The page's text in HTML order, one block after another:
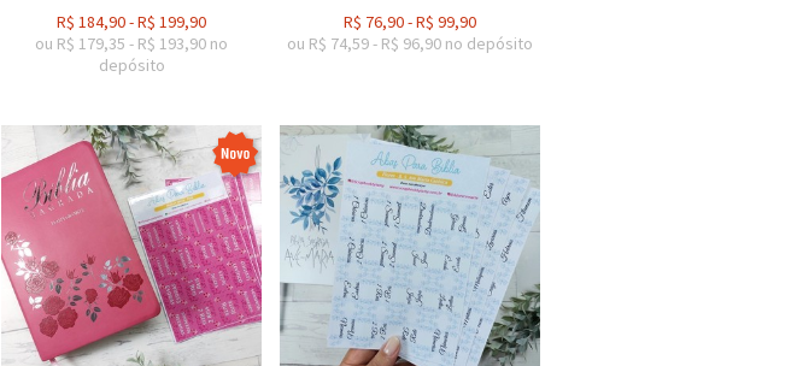
R$ 184,90-R$ 199,90
ou R$ 179,35 - R$ 193,90 no
depósito
R$ 76,90-R$ 99,90
ou R$ 74,59- R$ 96,90 no depósito